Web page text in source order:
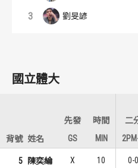
3 劉旻諺
1
陳俊男
高
1
莊家誠
高
國立體大
先發
時間 二
背號 姓名 GS MIN
5 陳奕綸 X 10 0-0